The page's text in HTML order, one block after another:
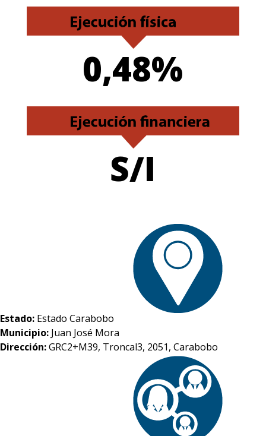
0,48%
S/I
Estado: Estado Carabobo
Municipio: Juan José Mora
Dirección:GRC2+M39, Troncal3, 2051, Carabobo